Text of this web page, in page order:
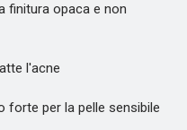
finitura opaca e non
l'acne
per la pelle sensibile